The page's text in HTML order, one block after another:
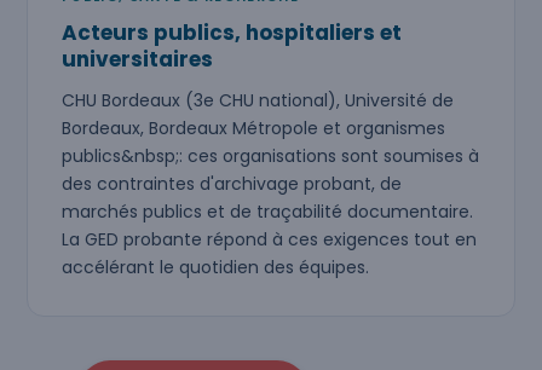
Acteurs publics, hospitaliers et
universitaires
CHU Bordeaux (3e CHU national), Université de
Bordeaux, Bordeaux Métropole et organismes
publics&nbsp;: ces organisations sont soumises à
des contraintes d'archivage probant, de
marchés publics et de traçabilité documentaire.
La GED probante répond à ces exigences tout en
accélérant le quotidien des équipes.